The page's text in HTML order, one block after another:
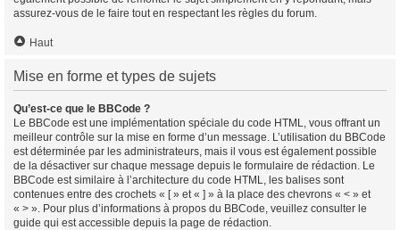
assurez-vous de le faire tout en respectant les règles du forum.
Haut
Mise en forme et types de sujets
Qu’est-ce que le BBCode ?
Le BBCode est une implémentation spéciale du code HTML, vous offrant un
meilleur contrôle sur la mise en forme d’un message. L’utilisation du BBCode
est déterminée par les administrateurs, mais il vous est également possible
de la désactiver sur chaque message depuis le formulaire de rédaction. Le
BBCode est similaire à l’architecture du code HTML, les balises sont
contenues entre des crochets « [ » et « ] » à la place des chevrons « < » et
« > ». Pour plus d’informations à propos du BBCode, veuillez consulter le
guide qui est accessible depuis la page de rédaction.